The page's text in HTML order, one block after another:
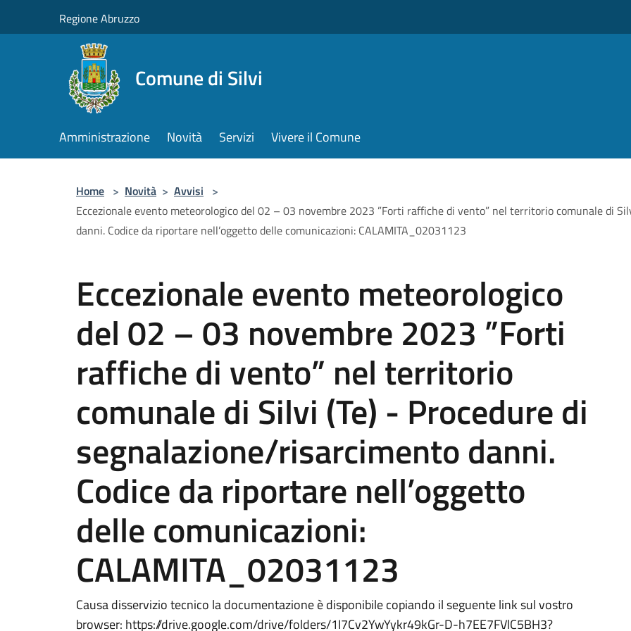
Regione Abruzzo
Comune di Silvi
Amministrazione Novità Servizi Vivere il Comune
Home > Novità > Avvisi >
Eccezionale evento meteorologico del 02 – 03 novembre 2023 ”Forti raffiche di vento” nel territorio comunale di
danni. Codice da riportare nell’oggetto delle comunicazioni: CALAMITA_02031123
Eccezionale evento meteorologico
del 02 – 03 novembre 2023 ”Forti
raffiche di vento” nel territorio
comunale di Silvi (Te) - Procedure di
segnalazione/risarcimento danni.
Codice da riportare nell’oggetto
delle comunicazioni:
CALAMITA_02031123
Causa disservizio tecnico la documentazione è disponibile copiando il seguente link sul vostro
browser: https://drive.google.com/drive/folders/1I7Cv2YwYykr49kGr-D-h7EE7FVlC5BH3?